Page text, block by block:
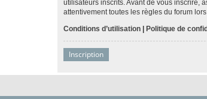
utilisateurs inscrits. Avant de vous inscrire,
attentivement toutes les règles du forum
Conditions d’utilisation | Politique de
Inscription